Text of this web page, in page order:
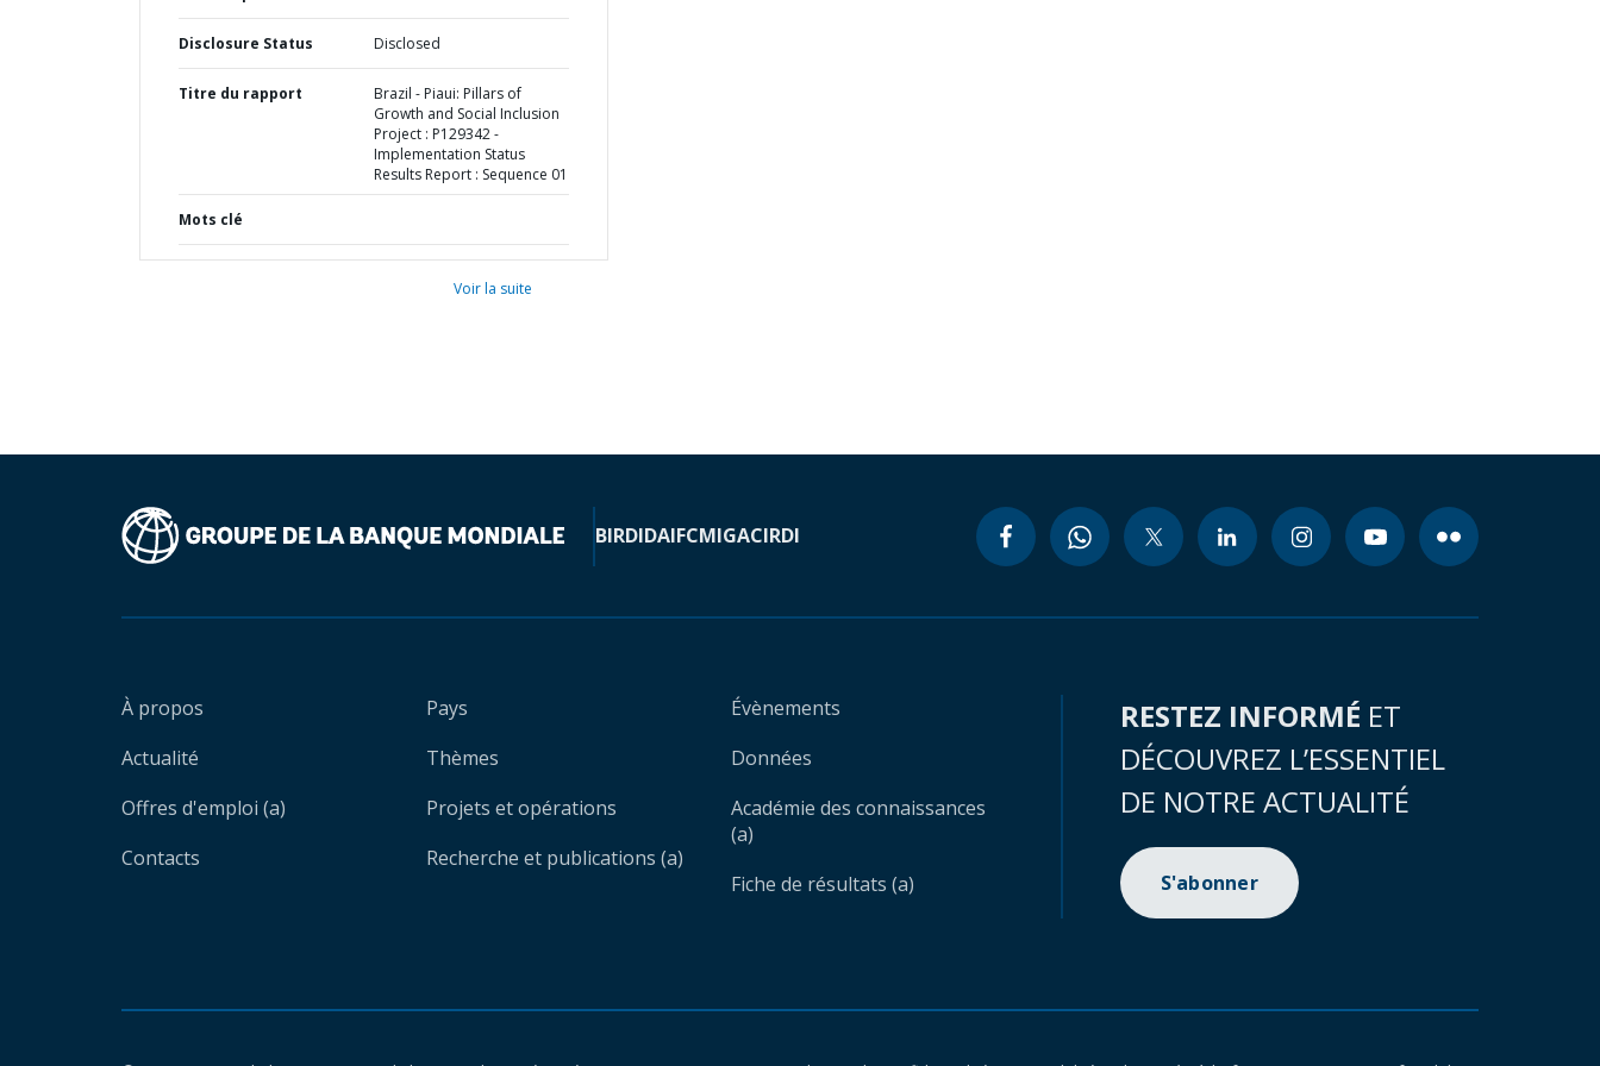
Disclosure Status Disclosed
Titre du rapport
Brazil - Piaui: Pillars of
Growth and Social Inclusion
Project : P129342 -
Implementation Status
Results Report : Sequence 01
Mots clé
Voir la suite
BIRDIDAIFCMIGACIRDI
À propos
Actualité
Offres d'emploi (a)
Contacts
Pays
Thèmes
Projets et opérations
Recherche et publications (a)
Évènements
Données
Académie des connaissances
(a)
Fiche de résultats (a)
RESTEZ INFORMÉ ET
DÉCOUVREZ L’ESSENTIEL
DE NOTRE ACTUALITÉ
S'abonner